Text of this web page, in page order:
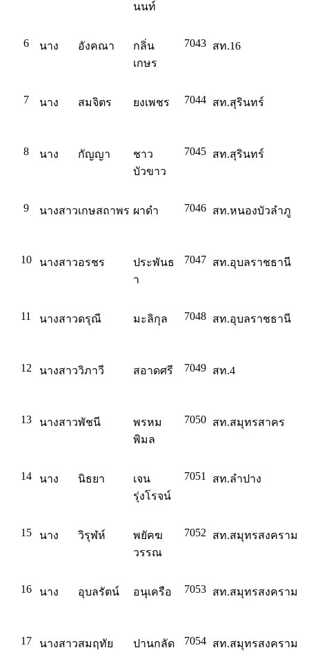
นนท์
6 นาง อังคณา
กลิ่น
เกษร
7043 สท.16
7 นาง สมจิตร ยงเพชร 7044 สท.สุรินทร์
8 นาง กัญญา
ชาว
บัวขาว
7045 สท.สุรินทร์
9 นางสาวเกษสถาพร ผาดำ 7046 สท.หนองบัวลำภู
10 นางสาวอรชร
ประพันธ
า
7047 สท.อุบลราชธานี
11 นางสาวดรุณี มะลิกุล 7048 สท.อุบลราชธานี
12 นางสาววิภาวี สอาดศรี 7049 สท.4
13 นางสาวพัชนี
พรหม
พิมล
7050 สท.สมุทรสาคร
14 นาง นิธยา
เจน
รุ่งโรจน์
7051 สท.ลำปาง
15 นาง วิรุฬห์
พยัคฆ
วรรณ
7052 สท.สมุทรสงคราม
16 นาง อุบลรัตน์ อนุเครือ 7053 สท.สมุทรสงคราม
17 นางสาวสมฤทัย ปานกลัด 7054 สท.สมุทรสงคราม